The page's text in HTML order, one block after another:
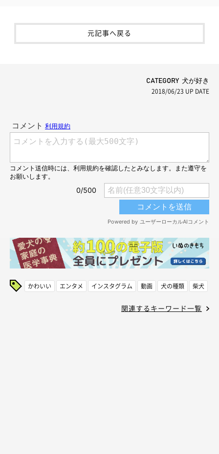
元記事へ戻る
CATEGORY 犬が好き
2018/06/23 UP DATE
かわいい エンタメ インスタグラム 動画 犬の種類 柴犬
関連するキーワード一覧